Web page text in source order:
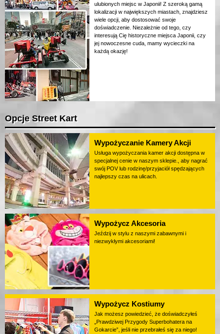
ulubionych miejsc w Japonii! Z szeroką gamą
lokalizacji w największych miastach, znajdziesz
wiele opcji, aby dostosować swoje
doświadczenie. Niezależnie od tego, czy
interesują Cię historyczne miejsca Japonii, czy
jej nowoczesne cuda, mamy wycieczki na
każdą okazję!
Opcje Street Kart
Wypożyczanie Kamery Akcji
Usługa wypożyczania kamer akcji dostępna w
specjalnej cenie w naszym sklepie., aby nagrać
swój POV lub rodzinę/przyjaciół spędzających
najlepszy czas na ulicach.
Wypożycz Akcesoria
Jeździj w stylu z naszymi zabawnymi i
niezwykłymi akcesoriami!
Wypożycz Kostiumy
Jak możesz powiedzieć, że doświadczyłeś
„Prawdziwej Przygody Superbohatera na
Gokarcie”, jeśli nie przebrałeś się za niego!